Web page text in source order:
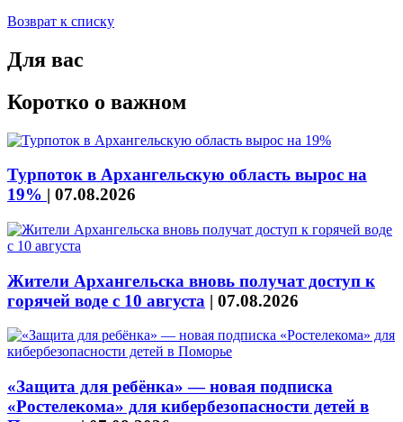
Возврат к списку
Для вас
Коротко о важном
Турпоток в Архангельскую область вырос на
19% | 07.08.2026
Жители Архангельска вновь получат доступ к
горячей воде с 10 августа | 07.08.2026
«Защита для ребёнка» — новая подписка
«Ростелекома» для кибербезопасности детей в